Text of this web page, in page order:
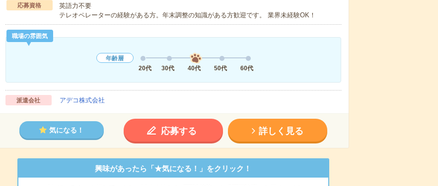
応募資格
英語力不要
テレオペレーターの経験がある方。年末調整の知識がある方歓迎です。 業界未経験OK！
職場の雰囲気
年齢層
20代
30代 40代 50代 60代
派遣会社 アデコ株式会社
気になる！ 応募する 詳しく見る
興味があったら「★気になる！」をクリック！